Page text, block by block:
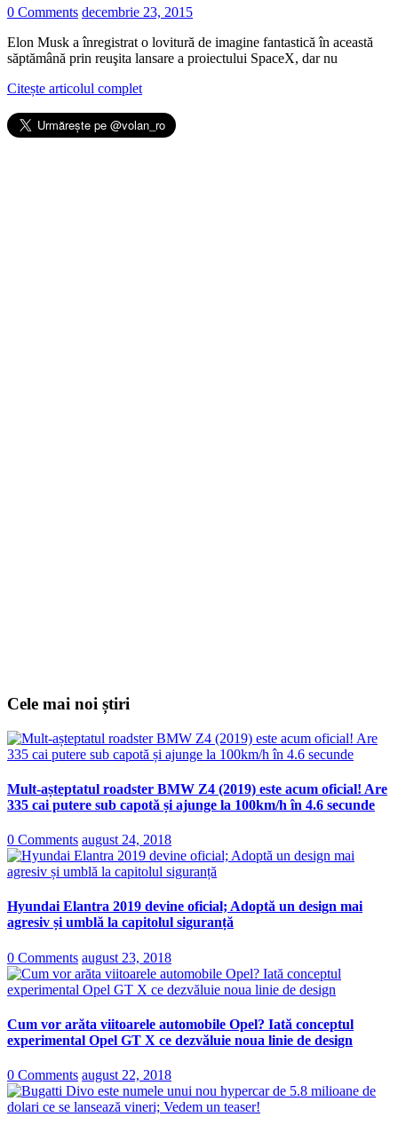
0 Comments decembrie 23, 2015
Elon Musk a înregistrat o lovitură de imagine fantastică în această
săptămână prin reuşita lansare a proiectului SpaceX, dar nu
Citește articolul complet
Cele mai noi știri
Mult-așteptatul roadster BMW Z4 (2019) este acum oficial! Are
335 cai putere sub capotă și ajunge la 100km/h în 4.6 secunde
0 Comments august 24, 2018
Hyundai Elantra 2019 devine oficial; Adoptă un design mai
agresiv și umblă la capitolul siguranță
0 Comments august 23, 2018
Cum vor arăta viitoarele automobile Opel? Iată conceptul
experimental Opel GT X ce dezvăluie noua linie de design
0 Comments august 22, 2018